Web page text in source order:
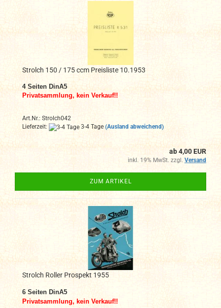
Strolch 150 / 175 ccm Preisliste 10.1953
4 Seiten DinA5
Privatsammlung, kein Verkauf!!
Art.Nr.: Strolch042
Lieferzeit:
3-4 Tage (Ausland abweichend)
ab 4,00 EUR
inkl. 19% MwSt. zzgl. Versand
ZUM ARTIKEL
Strolch Roller Prospekt 1955
6 Seiten DinA5
Privatsammlung, kein Verkauf!!